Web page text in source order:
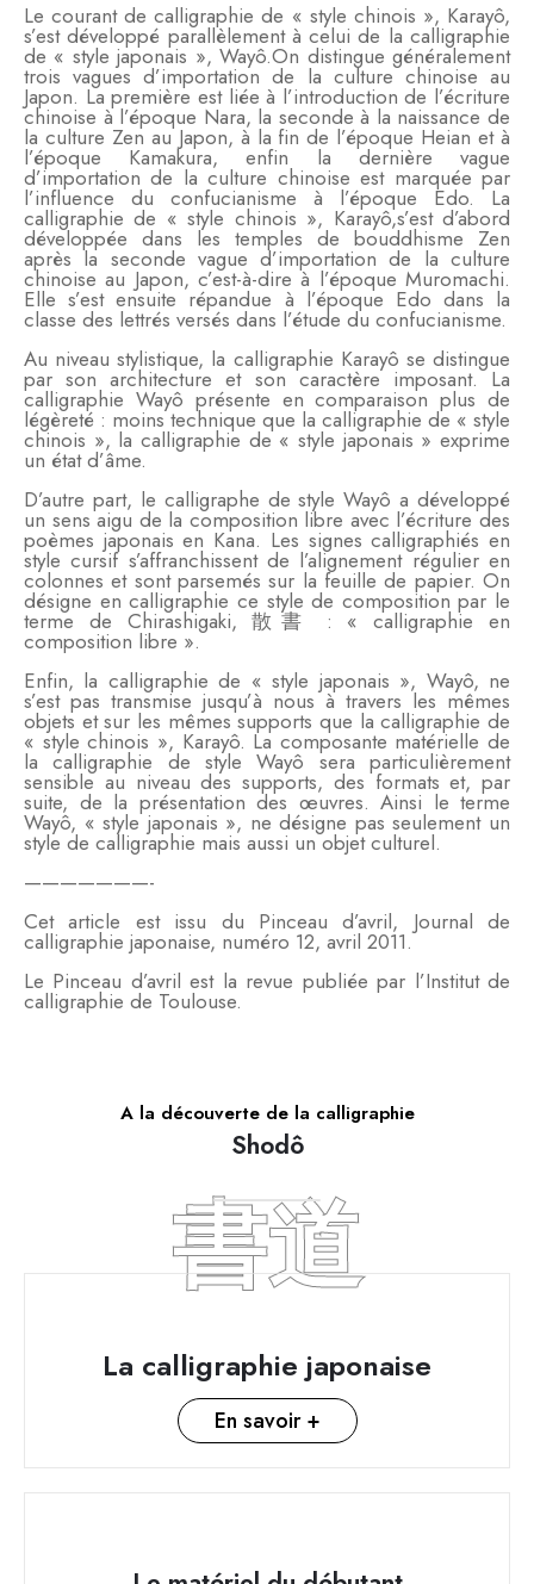
Le courant de calligraphie de « style chinois », Karayô,
s’est développé parallèlement à celui de la calligraphie
de « style japonais », Wayô.On distingue généralement
trois vagues d’importation de la culture chinoise au
Japon. La première est liée à l’introduction de l’écriture
chinoise à l’époque Nara, la seconde à la naissance de
la culture Zen au Japon, à la fin de l’époque Heian et à
l’époque Kamakura, enfin la dernière vague
d’importation de la culture chinoise est marquée par
l’influence du confucianisme à l’époque Edo. La
calligraphie de « style chinois », Karayô,s’est d’abord
développée dans les temples de bouddhisme Zen
après la seconde vague d’importation de la culture
chinoise au Japon, c’est-à-dire à l’époque Muromachi.
Elle s’est ensuite répandue à l’époque Edo dans la
classe des lettrés versés dans l’étude du confucianisme.
Au niveau stylistique, la calligraphie Karayô se distingue
par son architecture et son caractère imposant. La
calligraphie Wayô présente en comparaison plus de
légèreté : moins technique que la calligraphie de « style
chinois », la calligraphie de « style japonais » exprime
un état d’âme.
D’autre part, le calligraphe de style Wayô a développé
un sens aigu de la composition libre avec l’écriture des
poèmes japonais en Kana. Les signes calligraphiés en
style cursif s’affranchissent de l’alignement régulier en
colonnes et sont parsemés sur la feuille de papier. On
désigne en calligraphie ce style de composition par le
terme de Chirashigaki, 散書 : « calligraphie en
composition libre ».
Enfin, la calligraphie de « style japonais », Wayô, ne
s’est pas transmise jusqu’à nous à travers les mêmes
objets et sur les mêmes supports que la calligraphie de
« style chinois », Karayô. La composante matérielle de
la calligraphie de style Wayô sera particulièrement
sensible au niveau des supports, des formats et, par
suite, de la présentation des œuvres. Ainsi le terme
Wayô, « style japonais », ne désigne pas seulement un
style de calligraphie mais aussi un objet culturel.
———————-
Cet article est issu du Pinceau d’avril, Journal de
calligraphie japonaise, numéro 12, avril 2011.
Le Pinceau d’avril est la revue publiée par l’Institut de
calligraphie de Toulouse.
A la découverte de la calligraphie
Shodô
書道
La calligraphie japonaise
En savoir +